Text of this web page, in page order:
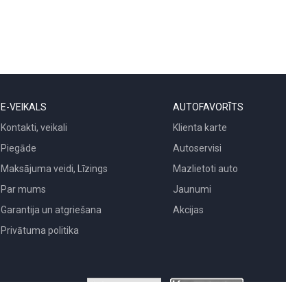
E-VEIKALS
Kontakti, veikali
Piegāde
Maksājuma veidi, Līzings
Par mums
Garantija un atgriešana
Privātuma politika
AUTOFAVORĪTS
Klienta karte
Autoservisi
Mazlietoti auto
Jaunumi
Akcijas